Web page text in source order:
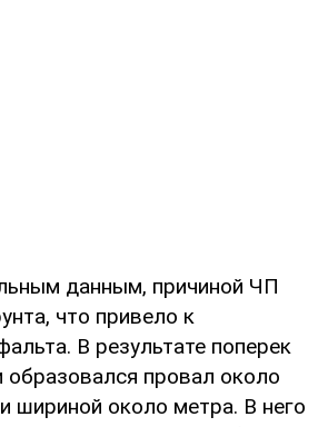
данным, причиной ЧП
что привело к
В результате поперек
образовался провал около
шириной около метра. В него